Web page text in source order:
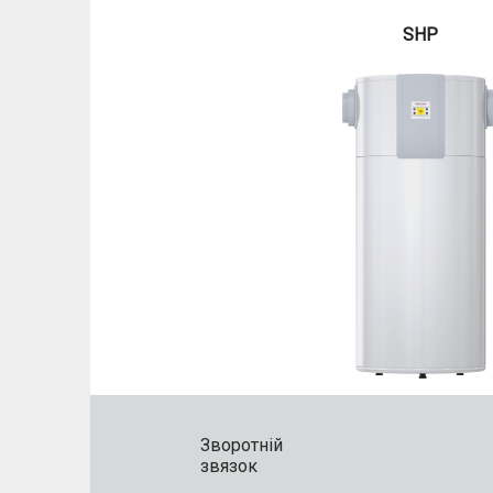
SHP
Зворотній
звязок